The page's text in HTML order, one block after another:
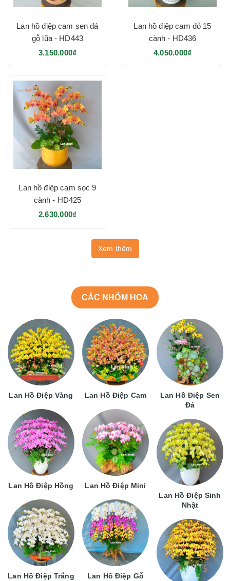
Lan hồ điệp cam sen đá
gỗ lũa - HD443
3.150.000₫
Lan hồ điệp cam đỏ 15
cành - HD436
4.050.000₫
Lan hồ điệp cam sọc 9
cành - HD425
2.630.000₫
Xem thêm
CÁC NHÓM HOA
Lan Hồ Điệp Vàng
Lan Hồ Điệp Hồng
Lan Hồ Điệp Trắng
Lan Hồ Điệp Cam
Lan Hồ Điệp Mini
Lan Hồ Điệp Gỗ
Lan Hồ Điệp Sen
Đá
Lan Hồ Điệp Sinh
Nhật